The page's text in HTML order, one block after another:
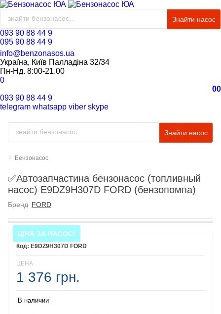
Знайти насос
093 90 88 44 9
095 90 88 44 9
info@benzonasos.ua
Україна, Київ Палладіна 32/34
Пн-Нд. 8:00-21.00
0
00
093 90 88 44 9
telegram whatsapp viber skype
Знайти насос
Бензонасос
✅Автозапчастина бензонасос (топливный
насос) E9DZ9H307D FORD (бензопомпа)
Бренд FORD
ЦІНА ЗА НАСОС!
E9DZ9H307D FORD
ЦЕНА
1 376 грн.
В наличии